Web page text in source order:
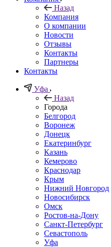
Назад
Компания
О компании
Новости
Отзывы
Контакты
Партнеры
Контакты
Уфа
Назад
Города
Белгород
Воронеж
Донецк
Екатеринбург
Казань
Кемерово
Краснодар
Крым
Нижний Новгород
Новосибирск
Омск
Ростов-на-Дону
Санкт-Петербург
Севастополь
Уфа